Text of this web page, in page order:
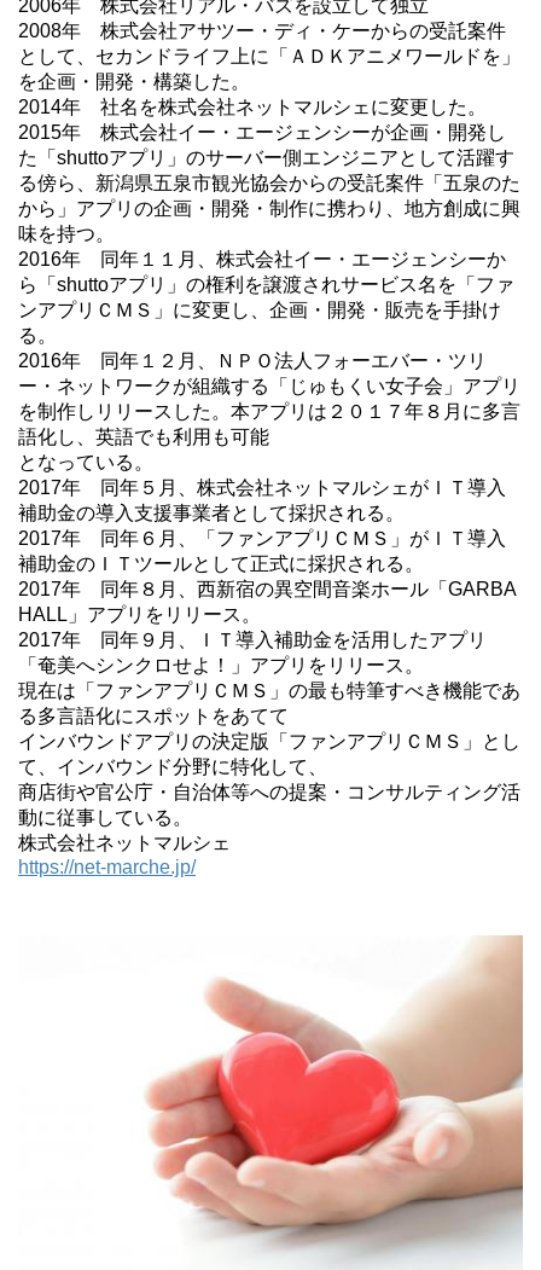
2006年 株式会社リアル・バズを設立して独立
2008年 株式会社アサツー・ディ・ケーからの受託案件
として、セカンドライフ上に「ＡＤＫアニメワールドを」
を企画・開発・構築した。
2014年 社名を株式会社ネットマルシェに変更した。
2015年 株式会社イー・エージェンシーが企画・開発し
た「shuttoアプリ」のサーバー側エンジニアとして活躍す
る傍ら、新潟県五泉市観光協会からの受託案件「五泉のた
から」アプリの企画・開発・制作に携わり、地方創成に興
味を持つ。
2016年 同年１１月、株式会社イー・エージェンシーか
ら「shuttoアプリ」の権利を譲渡されサービス名を「ファ
ンアプリＣＭＳ」に変更し、企画・開発・販売を手掛け
る。
2016年 同年１２月、ＮＰＯ法人フォーエバー・ツリ
ー・ネットワークが組織する「じゅもくい女子会」アプリ
を制作しリリースした。本アプリは２０１７年８月に多言
語化し、英語でも利用も可能
となっている。
2017年 同年５月、株式会社ネットマルシェがＩＴ導入
補助金の導入支援事業者として採択される。
2017年 同年６月、「ファンアプリＣＭＳ」がＩＴ導入
補助金のＩＴツールとして正式に採択される。
2017年 同年８月、西新宿の異空間音楽ホール「GARBA
HALL」アプリをリリース。
2017年 同年９月、ＩＴ導入補助金を活用したアプリ
「奄美へシンクロせよ！」アプリをリリース。
現在は「ファンアプリＣＭＳ」の最も特筆すべき機能であ
る多言語化にスポットをあてて
インバウンドアプリの決定版「ファンアプリＣＭＳ」とし
て、インバウンド分野に特化して、
商店街や官公庁・自治体等への提案・コンサルティング活
動に従事している。
株式会社ネットマルシェ
https://net-marche.jp/